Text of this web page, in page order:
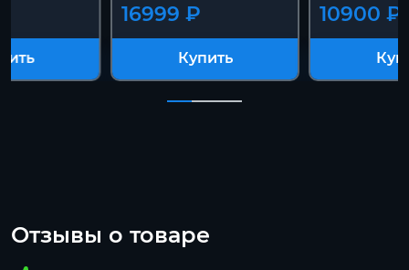
16999 ₽
Купить
10900 ₽
Отзывы о товаре